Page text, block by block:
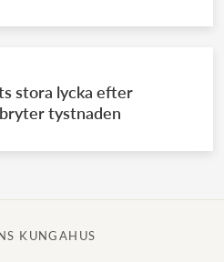
stora lycka efter
tystnaden
KUNGAHUS